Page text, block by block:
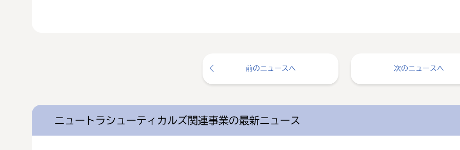
前のニュースへ 次のニュースへ
ニュートラシューティカルズ関連事業の最新ニュース